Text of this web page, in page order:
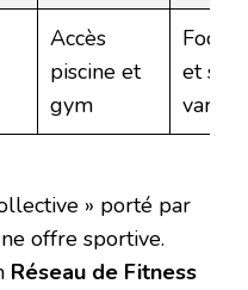
Accès
piscine et
gym
et
variés
» porté par
offre sportive.
Réseau de Fitness